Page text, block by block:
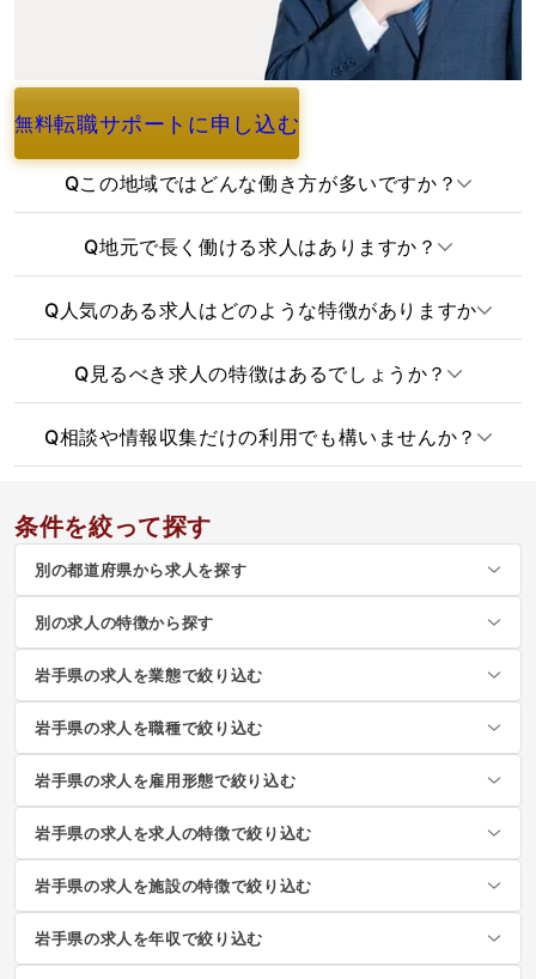
無料転職サポートに申し込む
よくあるご質問
Qこの地域ではどんな働き方が多いですか？
Q地元で長く働ける求人はありますか？
Q人気のある求人はどのような特徴がありますか
Q 見るべき求人の特徴はあるでしょうか？
Q相談や情報収集だけの利用でも構いませんか？
条件を絞って探す
別の都道府県から求人を探す
別の求人の特徴から探す
岩手県の求人を業態で絞り込む
岩手県の求人を職種で絞り込む
岩手県の求人を雇用形態で絞り込む
岩手県の求人を求人の特徴で絞り込む
岩手県の求人を施設の特徴で絞り込む
岩手県の求人を年収で絞り込む